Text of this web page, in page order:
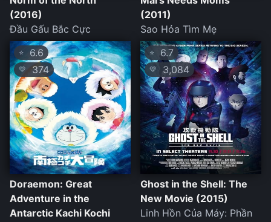
(2016)
Đầu Gấu Bắc Cực
(2011)
Sao Hỏa Tìm Mẹ
⭐ 6.6
💛 374
Doraemon: Great
Adventure in the
Antarctic Kachi Kochi
⭐ 6.7
💛 3,084
Ghost in the Shell: The
New Movie (2015)
Linh Hồn Của Máy: Phần